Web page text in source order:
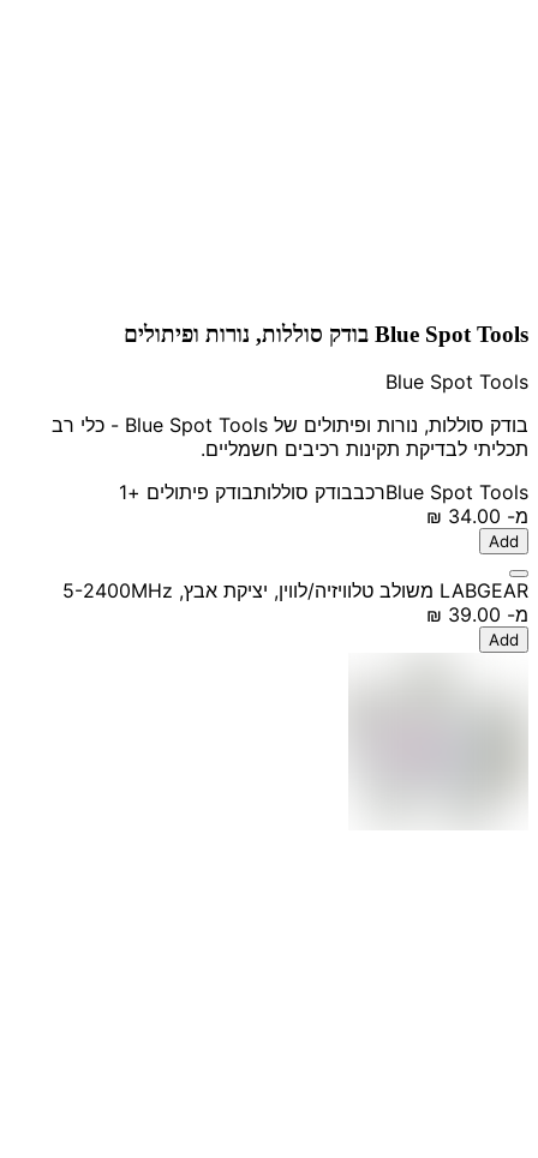
Blue Spot Tools בודק סוללות, נורות ופיתולים
Blue Spot Tools
בודק סוללות, נורות ופיתולים של Blue Spot Tools - כלי רב
תכליתי לבדיקת תקינות רכיבים חשמליים.
Blue Spot Toolsרכבבודק סוללותבודק פיתולים +1
מ-
Add
LABGEAR משולב טלוויזיה/לווין, יציקת אבץ, 5-2400MHz
מ-
Add